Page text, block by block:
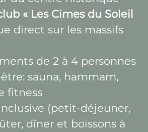
« Les Cimes du Soleil
direct sur les massifs
de 2 à 4 personnes
sauna, hammam,
fitness
(petit-déjeuner,
dîner et boissons à